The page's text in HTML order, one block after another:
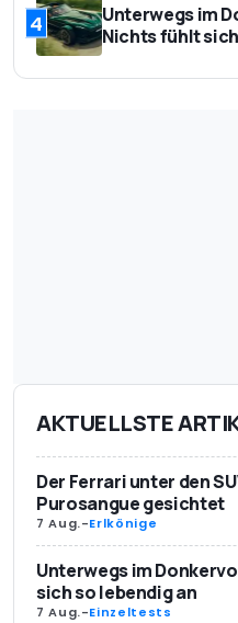
4
Unterwegs im
Nichts fühlt
AKTUELLSTE
Der Ferrari unter den
Purosangue gesichtet
7 Aug.-Erlkönige
Unterwegs im
sich so lebendig an
7 Aug.-Einzeltests